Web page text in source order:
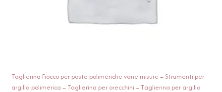
Taglierina Fiocco per paste polimeriche varie misure – Strumenti per
argilla polimerica – Taglierina per orecchini – Taglierina per argilla